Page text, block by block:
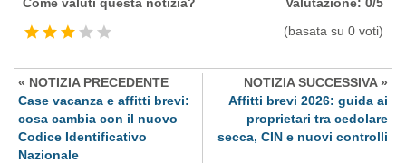
(basata su 0 voti)
« NOTIZIA PRECEDENTE
Case vacanza e affitti brevi:
cosa cambia con il nuovo
Codice Identificativo
Nazionale
NOTIZIA SUCCESSIVA »
Affitti brevi 2026: guida ai
proprietari tra cedolare
secca, CIN e nuovi controlli